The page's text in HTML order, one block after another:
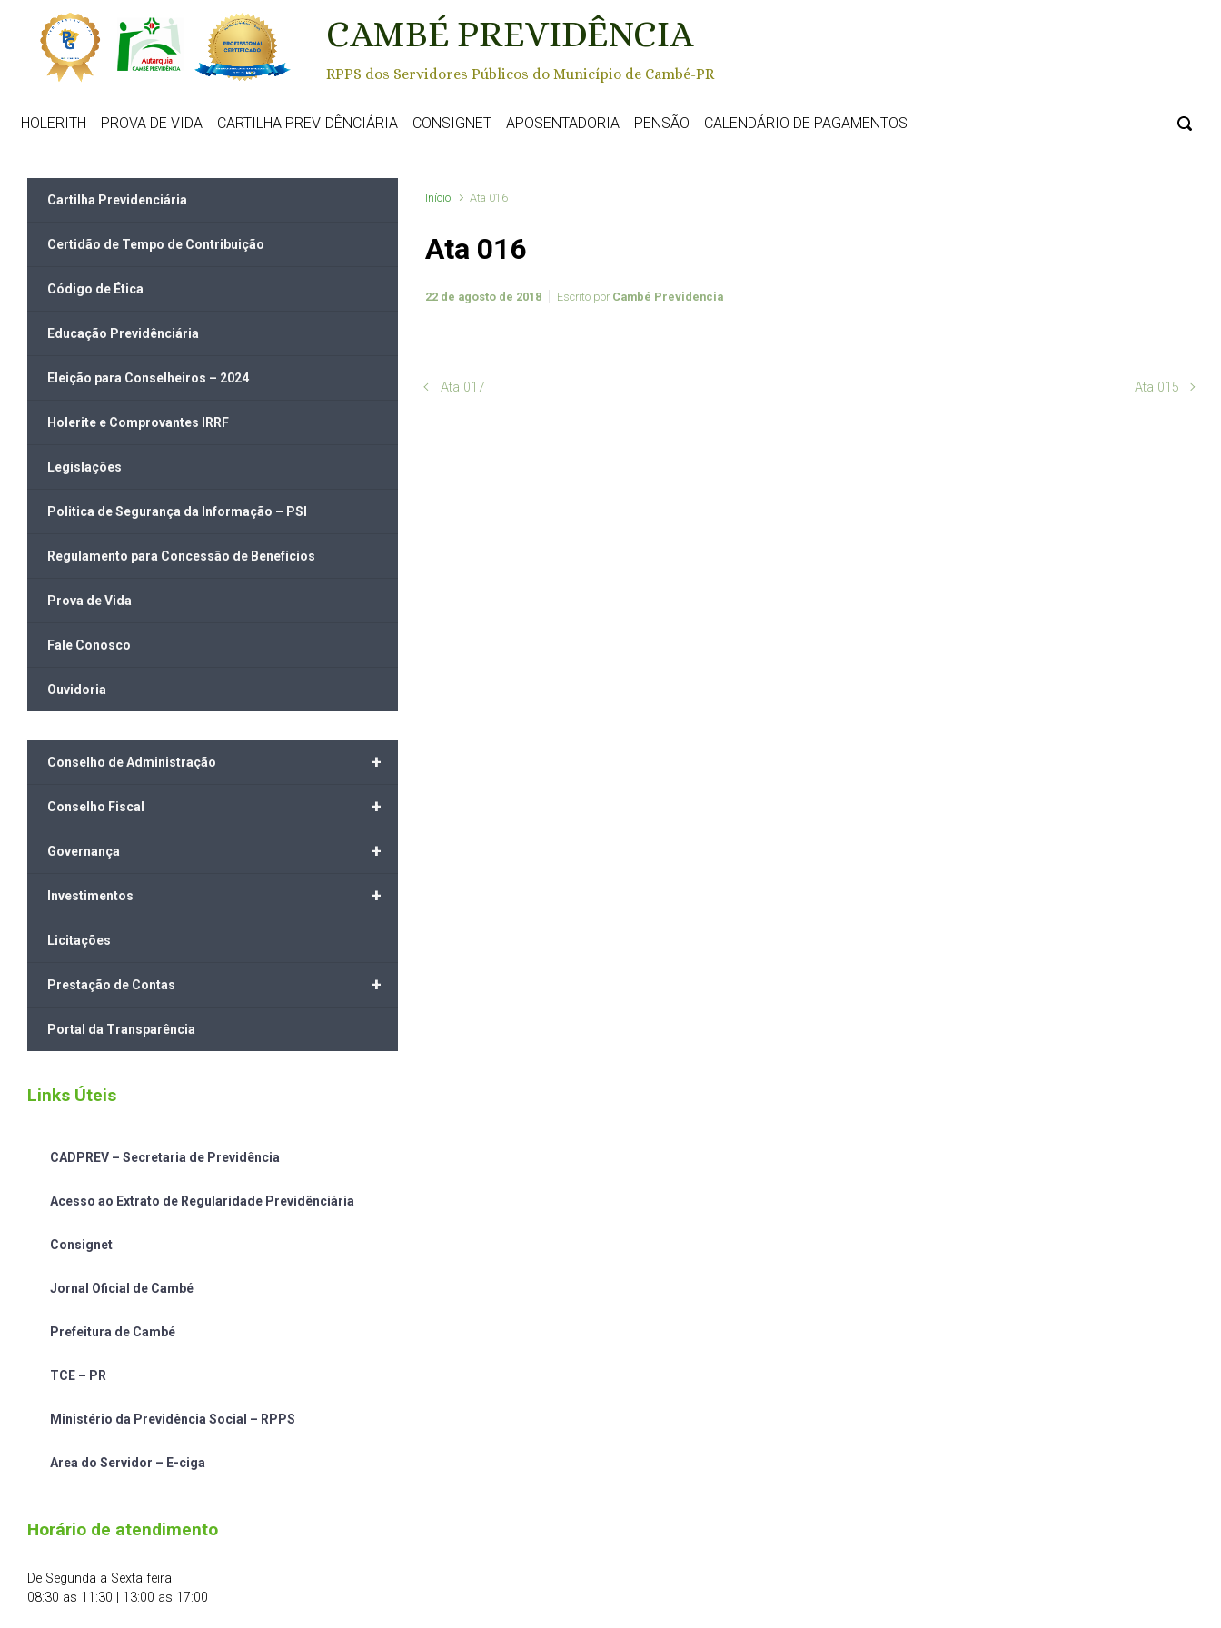
Skip to main content
CAMBÉ PREVIDÊNCIA
RPPS dos Servidores Públicos do Município de Cambé-PR
HOLERITH PROVA DE VIDA CARTILHA PREVIDÊNCIÁRIA CONSIGNET APOSENTADORIA PENSÃO CALENDÁRIO DE PAGAMENTOS
Início Ata 016
Ata 016
22 de agosto de 2018 Escrito por Cambé Previdencia
Ata 017 Ata 015
Cartilha Previdenciária
Certidão de Tempo de Contribuição
Código de Ética
Educação Previdênciária
Eleição para Conselheiros – 2024
Holerite e Comprovantes IRRF
Legislações
Politica de Segurança da Informação – PSI
Regulamento para Concessão de Benefícios
Prova de Vida
Fale Conosco
Ouvidoria
+
Conselho de Administração
+
Conselho Fiscal
+
Governança
+
Investimentos
Licitações
+
Prestação de Contas
Portal da Transparência
Links Úteis
CADPREV – Secretaria de Previdência
Acesso ao Extrato de Regularidade Previdênciária
Consignet
Jornal Oficial de Cambé
Prefeitura de Cambé
TCE – PR
Ministério da Previdência Social – RPPS
Area do Servidor – E-ciga
Horário de atendimento
De Segunda a Sexta feira
08:30 as 11:30 | 13:00 as 17:00